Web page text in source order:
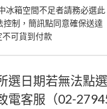
冰箱空間不足者請務必選此
制，簡訊點同意確保送達
可貨到付款
選日期若無法點
電客服（02-